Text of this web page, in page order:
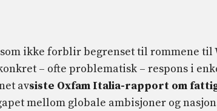
ikke forblir begrenset til rommene til
– ofte problematisk – respons i
avsiste Oxfam Italia-rapport om
mellom globale ambisjoner og